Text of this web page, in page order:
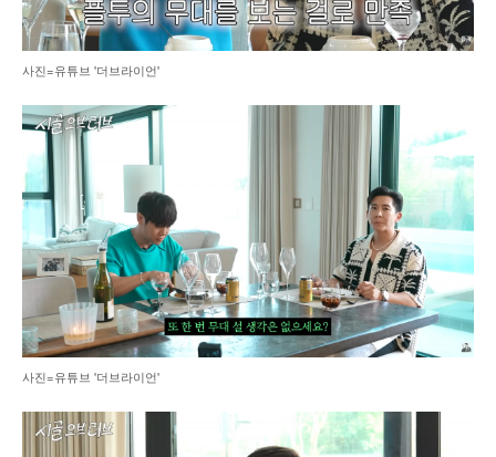
사진=유튜브 '더브라이언'
사진=유튜브 '더브라이언'